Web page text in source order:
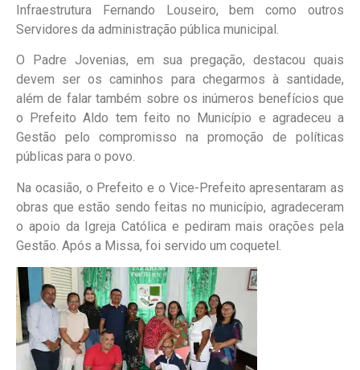
Infraestrutura Fernando Louseiro, bem como outros
Servidores da administração pública municipal.
O Padre Jovenias, em sua pregação, destacou quais
devem ser os caminhos para chegarmos à santidade,
além de falar também sobre os inúmeros benefícios que
o Prefeito Aldo tem feito no Município e agradeceu a
Gestão pelo compromisso na promoção de políticas
públicas para o povo.
Na ocasião, o Prefeito e o Vice-Prefeito apresentaram as
obras que estão sendo feitas no município, agradeceram
o apoio da Igreja Católica e pediram mais orações pela
Gestão. Após a Missa, foi servido um coquetel.